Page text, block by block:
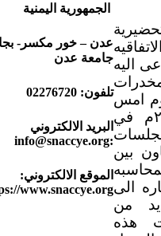
اليه
امس
الرابع عشر من ديسمبر ٢٠١٩م في
بين
الى
من
هذه
الجمهورية اليمنية
عدن – خور مكسر-
جامعة عدن
تلفون: 02276720
البريد الالكتروني
:
info@snaccye.org
الموقع الالكتروني:
www.snaccye.org